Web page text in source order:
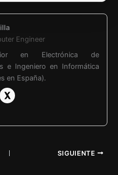
Engineer
en Electrónica de
e Ingeniero en Informática
en España).
SIGUIENTE